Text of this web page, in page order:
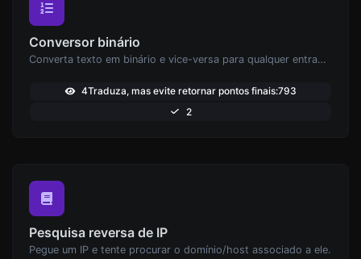
Conversor binário
Converta texto em binário e vice-versa para qualquer entrada de string.
4Traduza, mas evite retornar pontos finais:793
2
Pesquisa reversa de IP
Pegue um IP e tente procurar o domínio/host associado a ele.